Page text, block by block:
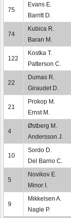
75
Evans E.
Barritt D.
74
Kubica R.
Baran M.
122
Kostka T.
Patterson C.
22
Dumas R.
Giraudet D.
21
Prokop M.
Ernst M.
4
Østberg M.
Andersson J.
10
Sordo D.
Del Barrio C.
5
Novikov E.
Minor I.
9
Mikkelsen A.
Nagle P.